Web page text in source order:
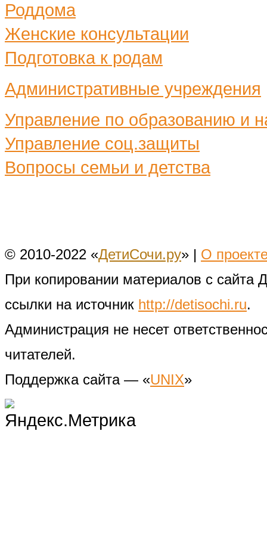
Роддома
Женские консультации
Подготовка к родам
Административные учреждения
Управление по образованию и
Управление соц.защиты
Вопросы семьи и детства
© 2010-2022 «ДетиСочи.ру» | О
При копировании материалов с сайта
ссылки на источник http://detisochi.ru.
Администрация не несет
читателей.
Поддержка сайта — «UNIX»